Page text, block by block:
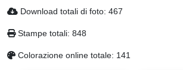
Download totali di foto: 467
Stampe totali: 848
Colorazione online totale: 141